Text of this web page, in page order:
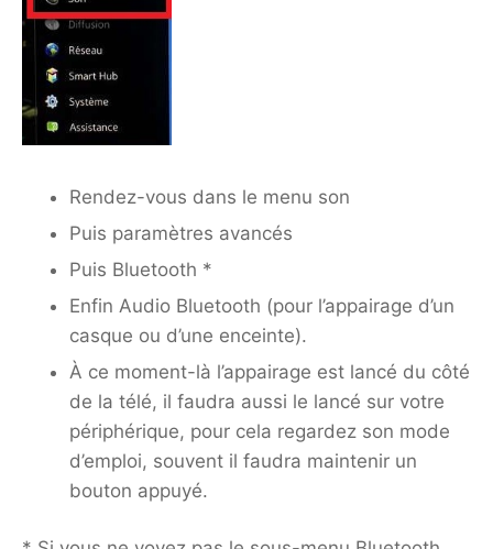
Rendez-vous dans le menu son
Puis paramètres avancés
Puis Bluetooth *
Enfin Audio Bluetooth (pour l’appairage d’un
casque ou d’une enceinte).
À ce moment-là l’appairage est lancé du côté
de la télé, il faudra aussi le lancé sur votre
périphérique, pour cela regardez son mode
d’emploi, souvent il faudra maintenir un
bouton appuyé.